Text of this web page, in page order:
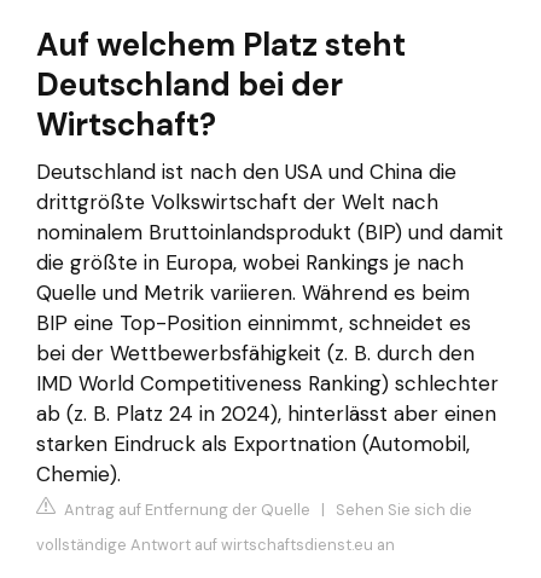
Auf welchem Platz steht
Deutschland bei der
Wirtschaft?
Deutschland ist nach den USA und China die
drittgrößte Volkswirtschaft der Welt nach
nominalem Bruttoinlandsprodukt (BIP) und damit
die größte in Europa, wobei Rankings je nach
Quelle und Metrik variieren. Während es beim
BIP eine Top-Position einnimmt, schneidet es
bei der Wettbewerbsfähigkeit (z. B. durch den
IMD World Competitiveness Ranking) schlechter
ab (z. B. Platz 24 in 2024), hinterlässt aber einen
starken Eindruck als Exportnation (Automobil,
Chemie).
Antrag auf Entfernung der Quelle | Sehen Sie sich die
vollständige Antwort auf wirtschaftsdienst.eu an